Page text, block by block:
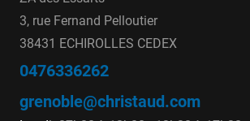
U.Le manchon de jonction large
est adapté à la réparation de tous les
canalisations rigides. Ses larges
tolérance permettent le raccordement
ou dissymétrique de tuyauterie de
3, rue Fernand Pelloutier
38431 ECHIROLLES CEDEX
0476336262
grenoble@christaud.com